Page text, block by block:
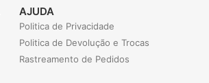
AJUDA
Politica de Privacidade
Politica de Devolução e Trocas
Rastreamento de Pedidos